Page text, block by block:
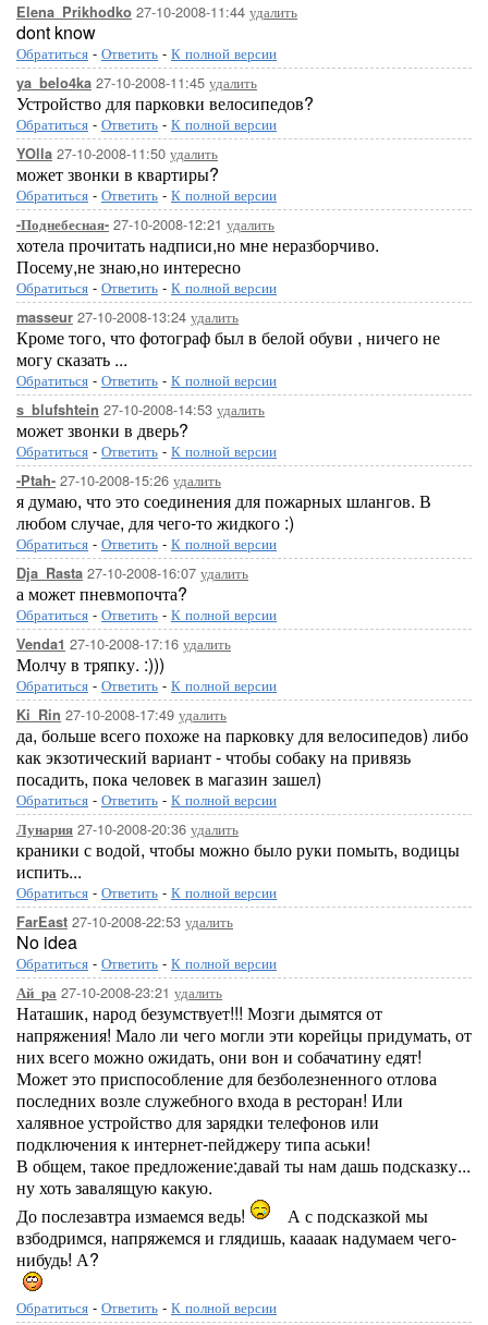
Elena_Prikhodko 27-10-2008-11:44 удалить
dont know
Обратиться - Ответить - К полной версии
ya_belo4ka 27-10-2008-11:45 удалить
Устройство для парковки велосипедов?
Обратиться - Ответить - К полной версии
YOlla 27-10-2008-11:50 удалить
может звонки в квартиры?
Обратиться - Ответить - К полной версии
-Поднебесная- 27-10-2008-12:21 удалить
хотела прочитать надписи,но мне неразборчиво.
Посему,не знаю,но интересно
Обратиться - Ответить - К полной версии
masseur 27-10-2008-13:24 удалить
Кроме того, что фотограф был в белой обуви , ничего не
могу сказать ...
Обратиться - Ответить - К полной версии
s_blufshtein 27-10-2008-14:53 удалить
может звонки в дверь?
Обратиться - Ответить - К полной версии
-Ptah- 27-10-2008-15:26 удалить
я думаю, что это соединения для пожарных шлангов. В
любом случае, для чего-то жидкого :)
Обратиться - Ответить - К полной версии
Dja_Rasta 27-10-2008-16:07 удалить
а может пневмопочта?
Обратиться - Ответить - К полной версии
Venda1 27-10-2008-17:16 удалить
Молчу в тряпку. :)))
Обратиться - Ответить - К полной версии
Ki_Rin 27-10-2008-17:49 удалить
да, больше всего похоже на парковку для велосипедов) либо
как экзотический вариант - чтобы собаку на привязь
посадить, пока человек в магазин зашел)
Обратиться - Ответить - К полной версии
Лунария 27-10-2008-20:36 удалить
краники с водой, чтобы можно было руки помыть, водицы
испить...
Обратиться - Ответить - К полной версии
FarEast 27-10-2008-22:53 удалить
No idea
Обратиться - Ответить - К полной версии
Ай_ра 27-10-2008-23:21 удалить
Наташик, народ безумствует!!! Мозги дымятся от
напряжения! Мало ли чего могли эти корейцы придумать, от
них всего можно ожидать, они вон и собачатину едят!
Может это приспособление для безболезненного отлова
последних возле служебного входа в ресторан! Или
халявное устройство для зарядки телефонов или
подключения к интернет-пейджеру типа аськи!
В общем, такое предложение:давай ты нам дашь подсказку...
ну хоть завалящую какую.
До послезавтра измаемся ведь!
А с подсказкой мы
взбодримся, напряжемся и глядишь, каааак надумаем чего-
нибудь! А?
Обратиться - Ответить - К полной версии